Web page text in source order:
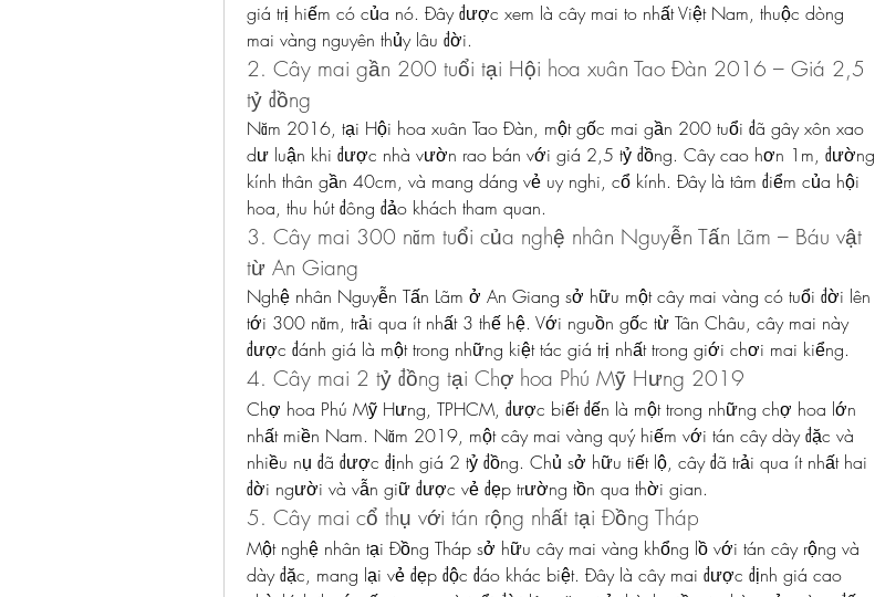
giá trị hiếm có của nó. Đây được xem là cây mai to nhất Việt Nam, thuộc dòng
mai vàng nguyên thủy lâu đời.
2. Cây mai gần 200 tuổi tại Hội hoa xuân Tao Đàn 2016 – Giá 2,5
tỷ đồng
Năm 2016, tại Hội hoa xuân Tao Đàn, một gốc mai gần 200 tuổi đã gây xôn xao
dư luận khi được nhà vườn rao bán với giá 2,5 tỷ đồng. Cây cao hơn 1m, đường
kính thân gần 40cm, và mang dáng vẻ uy nghi, cổ kính. Đây là tâm điểm của hội
hoa, thu hút đông đảo khách tham quan.
3. Cây mai 300 năm tuổi của nghệ nhân Nguyễn Tấn Lãm – Báu vật
từ An Giang
Nghệ nhân Nguyễn Tấn Lãm ở An Giang sở hữu một cây mai vàng có tuổi đời lên
tới 300 năm, trải qua ít nhất 3 thế hệ. Với nguồn gốc từ Tân Châu, cây mai này
được đánh giá là một trong những kiệt tác giá trị nhất trong giới chơi mai kiểng.
4. Cây mai 2 tỷ đồng tại Chợ hoa Phú Mỹ Hưng 2019
Chợ hoa Phú Mỹ Hưng, TPHCM, được biết đến là một trong những chợ hoa lớn
nhất miền Nam. Năm 2019, một cây mai vàng quý hiếm với tán cây dày đặc và
nhiều nụ đã được định giá 2 tỷ đồng. Chủ sở hữu tiết lộ, cây đã trải qua ít nhất hai
đời người và vẫn giữ được vẻ đẹp trường tồn qua thời gian.
5. Cây mai cổ thụ với tán rộng nhất tại Đồng Tháp
Một nghệ nhân tại Đồng Tháp sở hữu cây mai vàng khổng lồ với tán cây rộng và
dày đặc, mang lại vẻ đẹp độc đáo khác biệt. Đây là cây mai được định giá cao